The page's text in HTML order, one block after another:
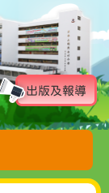
出版及報導